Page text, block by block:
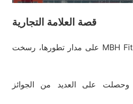
قصة العلامة التجارية
على مدار تطورها، رسخت MBH Fitness مكانتها في صناعة
وحصلت على العديد من الجوائز